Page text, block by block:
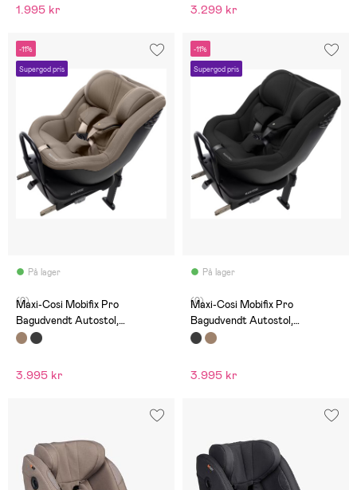
1.995 kr 3.299 kr
-11%
Supergod pris
På lager
(0)
Maxi-Cosi Mobifix Pro
Bagudvendt Autostol,
Authentic Truffle
3.995 kr
-11%
Supergod pris
På lager
(0)
Maxi-Cosi Mobifix Pro
Bagudvendt Autostol,
Authentic Black
3.995 kr